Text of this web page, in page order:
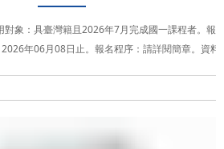
對象：具臺灣籍且2026年7月完成國一課程者。報
年06月08日止。報名程序：請詳閱簡章。資料